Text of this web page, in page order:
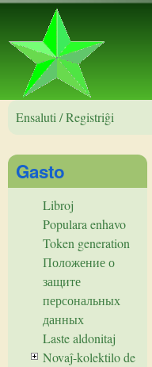
Ensaluti / Registriĝi
Gasto
Libroj
Populara enhavo
Token generation
Положение о
защите
персональных
данных
Laste aldonitaj
Novaĵ-kolektilo de